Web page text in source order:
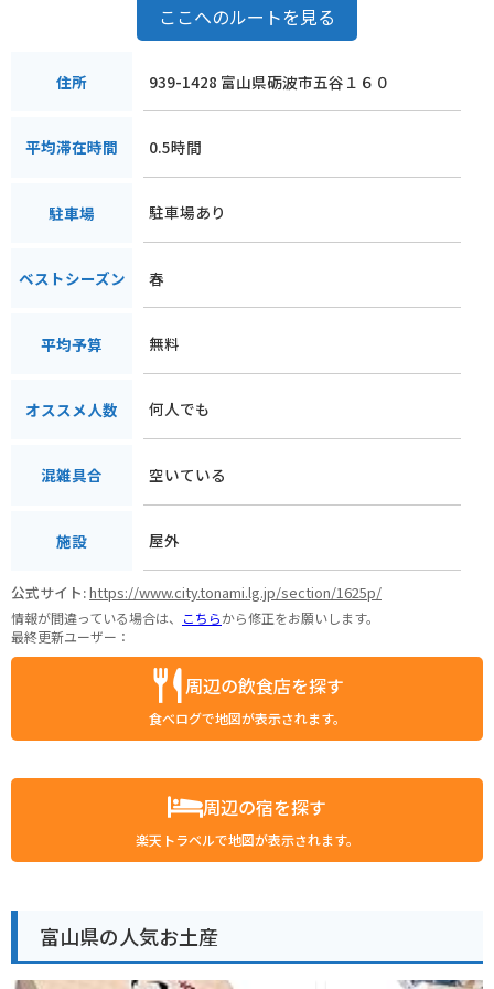
ここへのルートを見る
住所 939-1428 富山県砺波市五谷１６０
平均滞在時間 0.5時間
駐車場 駐車場あり
ベストシーズン 春
平均予算 無料
オススメ人数 何人でも
混雑具合 空いている
施設 屋外
公式サイト:https://www.city.tonami.lg.jp/section/1625p/
情報が間違っている場合は、 こちらから修正をお願いします。
最終更新ユーザー：
周辺の飲食店を探す
食べログで地図が表示されます。
周辺の宿を探す
楽天トラベルで地図が表示されます。
富山県の人気お土産